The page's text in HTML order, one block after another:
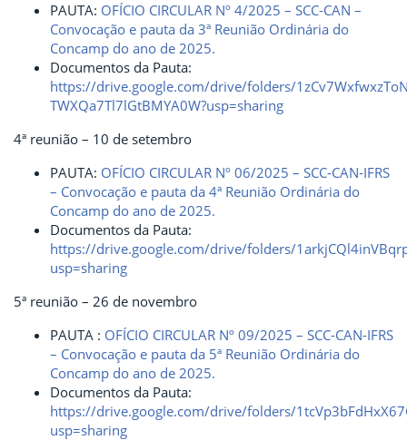
PAUTA: OFÍCIO CIRCULAR Nº 4/2025 – SCC-CAN –
Convocação e pauta da 3ª Reunião Ordinária do
Concamp do ano de 2025.
Documentos da Pauta:
https://drive.google.com/drive/folders/
TWXQa7Tl7lGtBMYA0W?usp=sharing
4ª reunião – 10 de setembro
PAUTA: OFÍCIO CIRCULAR Nº 06/2025 – SCC-CAN-IFRS
– Convocação e pauta da 4ª Reunião Ordinária do
Concamp do ano de 2025.
Documentos da Pauta:
https://drive.google.com/drive/folders/
usp=sharing
5ª reunião – 26 de novembro
PAUTA : OFÍCIO CIRCULAR Nº 09/2025 – SCC-CAN-IFRS
– Convocação e pauta da 5ª Reunião Ordinária do
Concamp do ano de 2025.
Documentos da Pauta:
https://drive.google.com/drive/folders/
usp=sharing